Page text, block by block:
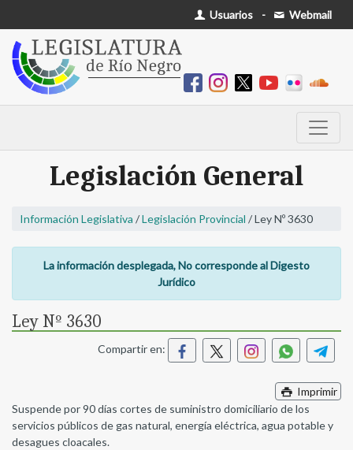
Usuarios - Webmail
Legislación General
Información Legislativa /Legislación Provincial / Ley Nº 3630
La información desplegada, No corresponde al Digesto
Jurídico
Ley Nº 3630
Compartir en:
Imprimir
Suspende por 90 días cortes de suministro domiciliario de los
servicios públicos de gas natural, energía eléctrica, agua potable y
desagues cloacales.